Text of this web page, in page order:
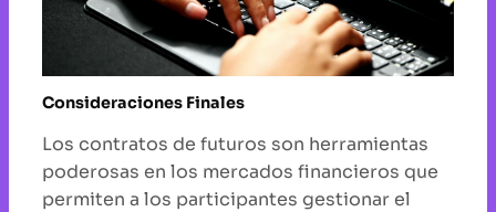
Consideraciones Finales
Los contratos de futuros son herramientas
poderosas en los mercados financieros que
permiten a los participantes gestionar el